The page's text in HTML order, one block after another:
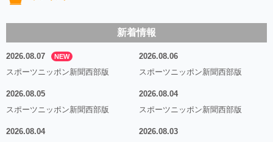
新着情報
2026.08.07 NEW
スポーツニッポン新聞西部版
2026.08.06
スポーツニッポン新聞西部版
2026.08.05
スポーツニッポン新聞西部版
2026.08.04
スポーツニッポン新聞西部版
2026.08.04
2026.08.03